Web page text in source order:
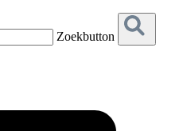
Zoekbutton